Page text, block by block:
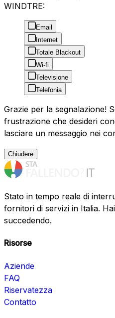
WINDTRE:
Email
Internet
Totale Blackout
Wi-fi
Televisione
Telefonia
Grazie per la segnalazione!
frustrazione che desideri
lasciare un messaggio nei
Chiudere
Stato in tempo reale di
fornitori di servizi in Italia.
succedendo.
Risorse
Aziende
FAQ
Riservatezza
Contatto